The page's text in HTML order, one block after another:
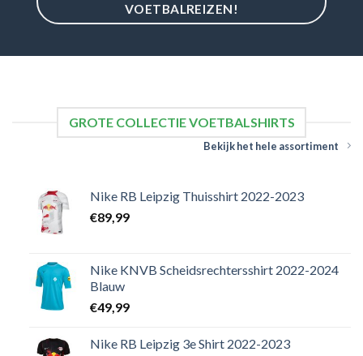
VOETBALREIZEN!
GROTE COLLECTIE VOETBALSHIRTS
Bekijk het hele assortiment
Nike RB Leipzig Thuisshirt 2022-2023
€89,99
Nike KNVB Scheidsrechtersshirt 2022-2024
Blauw
€49,99
Nike RB Leipzig 3e Shirt 2022-2023